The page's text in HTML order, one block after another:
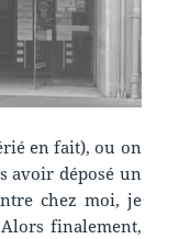
en fait), ou on
avoir déposé un
chez moi, je
finalement,